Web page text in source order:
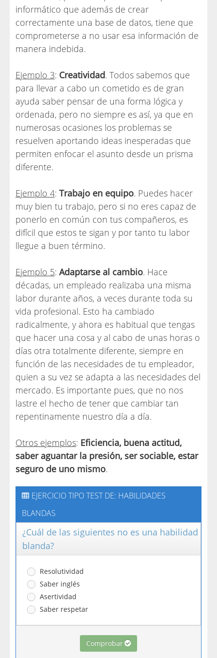
informático que además de crear
correctamente una base de datos, tiene que
comprometerse a no usar esa información de
manera indebida.
Ejemplo 3: Creatividad. Todos sabemos que
para llevar a cabo un cometido es de gran
ayuda saber pensar de una forma lógica y
ordenada, pero no siempre es así, ya que en
numerosas ocasiones los problemas se
resuelven aportando ideas inesperadas que
permiten enfocar el asunto desde un prisma
diferente.
Ejemplo 4: Trabajo en equipo. Puedes hacer
muy bien tu trabajo, pero si no eres capaz de
ponerlo en común con tus compañeros, es
difícil que estos te sigan y por tanto tu labor
llegue a buen término.
Ejemplo 5: Adaptarse al cambio. Hace
décadas, un empleado realizaba una misma
labor durante años, a veces durante toda su
vida profesional. Esto ha cambiado
radicalmente, y ahora es habitual que tengas
que hacer una cosa y al cabo de unas horas o
días otra totalmente diferente, siempre en
función de las necesidades de tu empleador,
quien a su vez se adapta a las necesidades del
mercado. Es importante pues, que no nos
lastre el hecho de tener que cambiar tan
repentinamente nuestro día a día.
Otros ejemplos: Eficiencia, buena actitud,
saber aguantar la presión, ser sociable, estar
seguro de uno mismo.
EJERCICIO TIPO TEST DE: HABILIDADES
BLANDAS
¿Cuál de las siguientes no es una habilidad
blanda?
Resolutividad
Saber inglés
Asertividad
Saber respetar
Comprobar